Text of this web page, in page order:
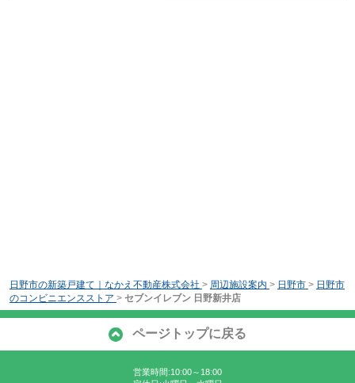
日野市の新築戸建て｜なかえ不動産株式会社 > 周辺施設案内 > 日野市 > 日野市
のコンビニエンスストア > セブンイレブン 日野新井店
ページトップに戻る
営業時間:10:00～18:00